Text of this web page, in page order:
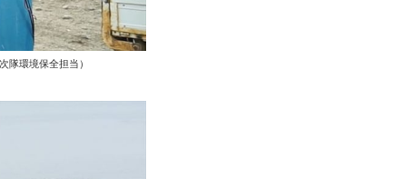
環境保全担当）